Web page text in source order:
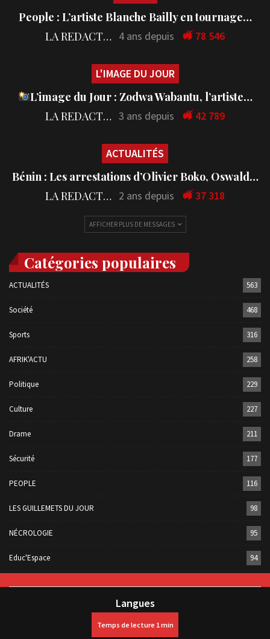
People : L’artiste Blanche Bailly en tournage…
LA REDACTION 4 ans depuis 78 546
L'IMAGE DU JOUR
L’image du Jour : Zodwa Wabantu, l’artiste…
LA REDACTION 3 ans depuis 42 789
ACTUALITÉS
Bénin : Les arrestations d’Olivier Boko, Oswald…
LA REDACTION 2 ans depuis 37 318
AFFICHER PLUS DE MESSAGES
Catégories populaires
ACTUALITÉS 563
Société 468
Sports 316
AFRIK'ACTU 258
Politique 229
Culture 227
Drame 211
Sécurité 177
PEOPLE 116
LES GUILLEMETS DU JOUR 98
NÉCROLOGIE 95
Educ'Espace 94
Langues